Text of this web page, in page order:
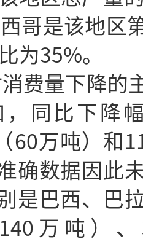
哥是该地区
为35%。
费量下降的
同比下降
60万吨）和
确数据因此
是巴西、巴
万吨）